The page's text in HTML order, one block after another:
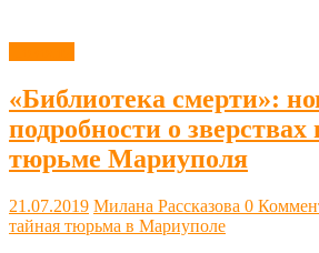
«Библиотека смерти»:
подробности о зверствах
тюрьме Мариуполя
21.07.2019 Милана Рассказова 0
тайная тюрьма в Мариуполе